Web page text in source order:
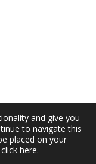
and give you
to navigate this
placed on your
click here.